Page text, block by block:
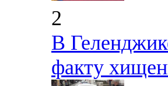
2
В
факту